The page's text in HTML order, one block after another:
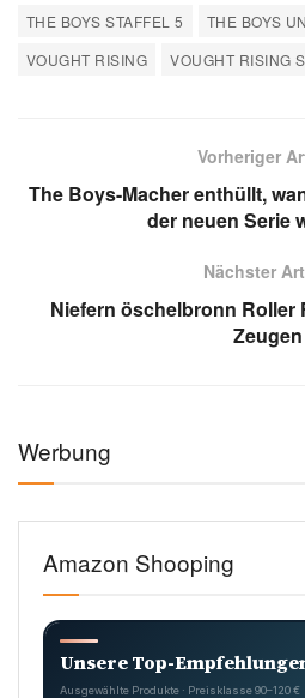
THE BOYS STAFFEL 5
THE BOYS
VOUGHT RISING
VOUGHT RISING
Vorheriger
The Boys-Macher enthüllt,
der neuen Serie
Nächster
Niefern öschelbronn Roller
Zeugen
Werbung
Amazon Shooping
Unsere Top-
Ausgewählte Produkte · Preisklasse 90–120 €